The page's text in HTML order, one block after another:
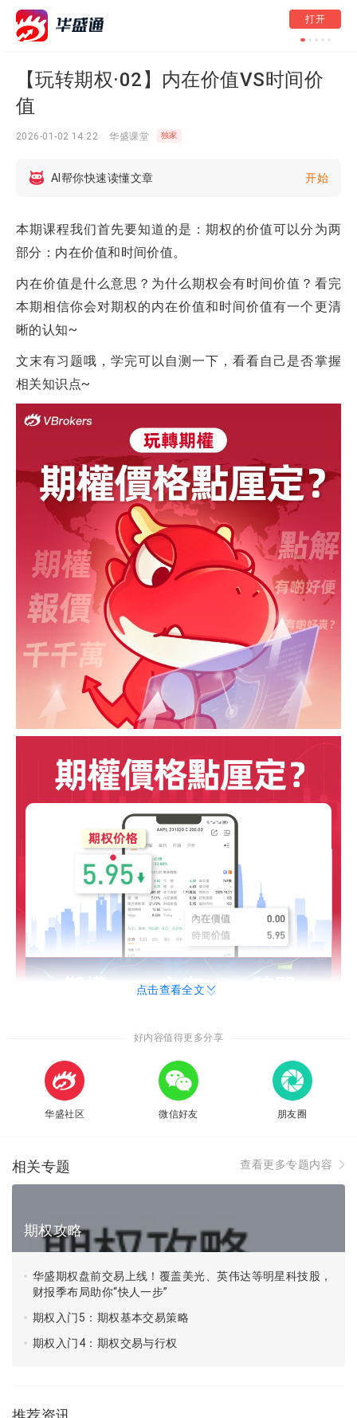
港股周报 | 黄金股
打开
【玩转期权·02】内在价值VS时间价
值
2026-01-02 14:22 华盛课堂 独家
AI帮你快速读懂文章 开始
本期课程我们首先要知道的是：期权的价值可以分为两
部分：内在价值和时间价值。
内在价值是什么意思？为什么期权会有时间价值？看完
本期相信你会对期权的内在价值和时间价值有一个更清
晰的认知~
文末有习题哦，学完可以自测一下，看看自己是否掌握
相关知识点~
点击查看全文
好内容值得更多分享
华盛社区 微信好友 朋友圈
相关专题 查看更多专题内容
期权攻略
华盛期权盘前交易上线！覆盖美光、英伟达等明星科技股，
财报季布局助你“快人一步”
期权入门5：期权基本交易策略
期权入门4：期权交易与行权